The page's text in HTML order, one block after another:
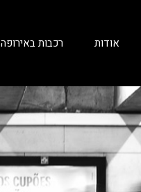
אודות רכבות באירופה